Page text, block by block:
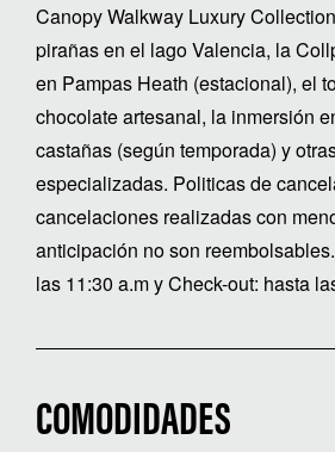
Canopy Walkway Luxury
pirañas en el lago Valencia, la
en Pampas Heath (estacional), el
chocolate artesanal, la inmersión
castañas (según temporada) y
especializadas. Politicas de
cancelaciones realizadas con
anticipación no son
las 11:30 a.m y Check-out: hasta
COMODIDADES